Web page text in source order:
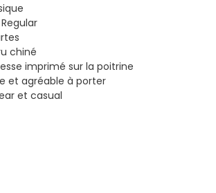
chiné
imprimé sur la poitrine
et agréable à porter
et casual